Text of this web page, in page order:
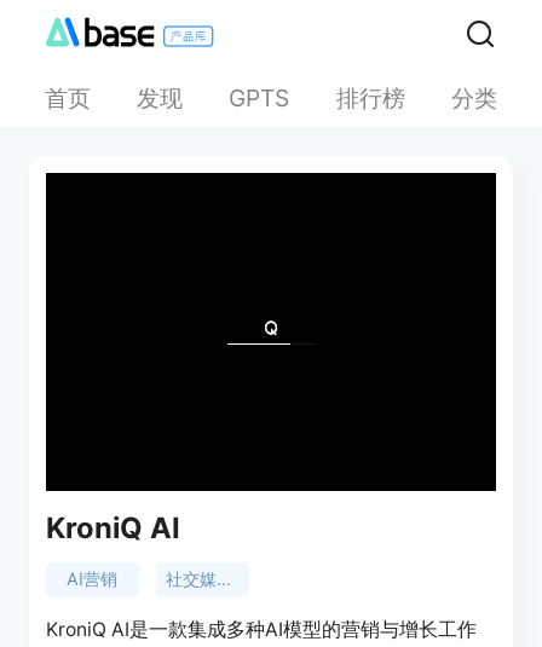
首页 发现 GPTS 排行榜 分类
KroniQ AI
AI营销 社交媒体内容
KroniQ AI是一款集成多种AI模型的营销与增长工作